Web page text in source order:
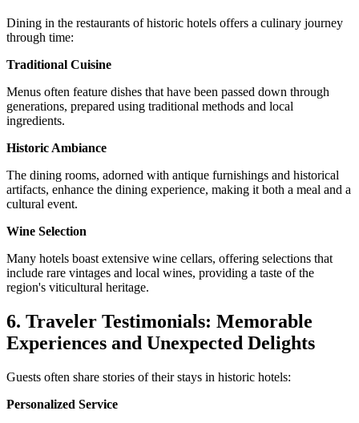
Dining in the restaurants of historic hotels offers a culinary journey
through time:
Traditional Cuisine
Menus often feature dishes that have been passed down through
generations, prepared using traditional methods and local
ingredients.
Historic Ambiance
The dining rooms, adorned with antique furnishings and historical
artifacts, enhance the dining experience, making it both a meal and a
cultural event.
Wine Selection
Many hotels boast extensive wine cellars, offering selections that
include rare vintages and local wines, providing a taste of the
region's viticultural heritage.
6. Traveler Testimonials: Memorable
Experiences and Unexpected Delights
Guests often share stories of their stays in historic hotels:
Personalized Service